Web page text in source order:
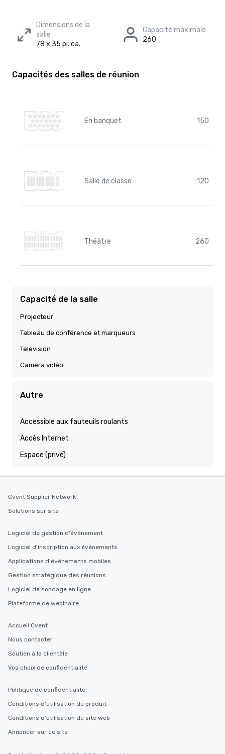
Dimensions de la
salle
78 x 35 pi. ca.
Capacité maximale
260
Capacités des salles de réunion
En banquet 150
Salle de classe 120
Théâtre 260
Capacité de la salle
Projecteur
Tableau de conférence et marqueurs
Télévision
Caméra vidéo
Autre
Accessible aux fauteuils roulants
Accès Internet
Espace (privé)
Cvent Supplier Network
Solutions sur site
Logiciel de gestion d'événement
Logiciel d'inscription aux événements
Applications d'événements mobiles
Gestion stratégique des réunions
Logiciel de sondage en ligne
Plateforme de webinaire
Accueil Cvent
Nous contacter
Soutien à la clientèle
Vos choix de confidentialité
Politique de confidentialité
Conditions d’utilisation du produit
Conditions d’utilisation du site web
Annoncer sur ce site